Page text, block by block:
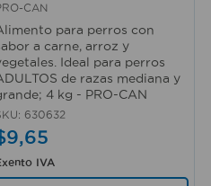
CAN
para perros con
a carne, arroz y
Ideal para perros
de razas mediana y
4 kg - PRO-CAN
: 630632
9,65
IVA